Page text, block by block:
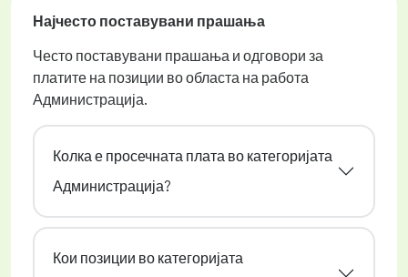
Најчесто поставувани прашања
Често поставувани прашања и одговори за
платите на позиции во областа на работа
Администрација.
Колка е просечната плата во категоријата
Администрација?
Кои позиции во категоријата